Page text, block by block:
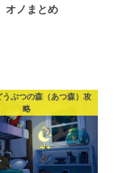
オノまとめ
うぶつの森（あつ森）攻
略